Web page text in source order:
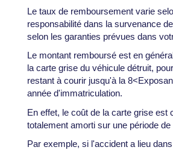
Le taux de remboursement varie
responsabilité dans la survenance
selon les garanties prévues dans
Le montant remboursé est en
la carte grise du véhicule détruit,
restant à courir jusqu'à la
année d'immatriculation.
En effet, le coût de la carte grise est
totalement amorti sur une période de
Par exemple, si l'accident a lieu